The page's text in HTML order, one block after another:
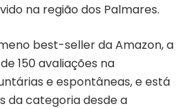
na região dos Palmares.
best-seller da Amazon, a
150 avaliações na
e espontâneas, e está
da categoria desde a